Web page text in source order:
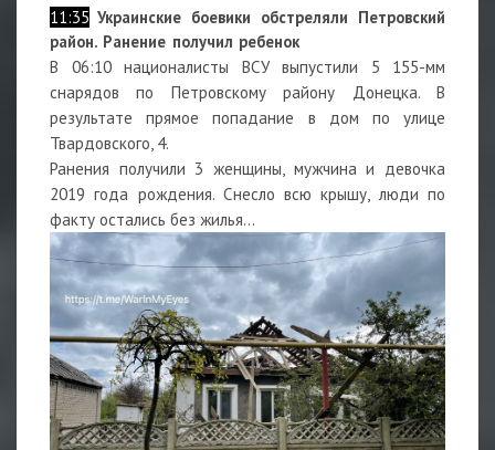
11:35 Украинские боевики обстреляли Петровский
район. Ранение получил ребенок
В 06:10 националисты ВСУ выпустили 5 155-мм
снарядов по Петровскому району Донецка. В
результате прямое попадание в дом по улице
Твардовского, 4.
Ранения получили 3 женщины, мужчина и девочка
2019 года рождения. Снесло всю крышу, люди по
факту остались без жилья…